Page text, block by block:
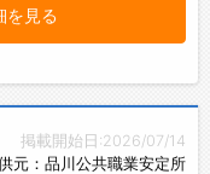
を見る
掲載開始日:2026/07/14
元：品川公共職業安定所